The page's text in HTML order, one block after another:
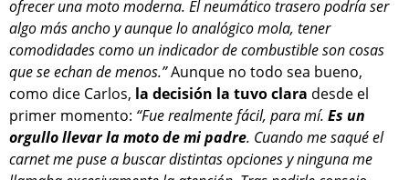
ofrecer una moto moderna. El neumático trasero podría ser
algo más ancho y aunque lo analógico mola, tener
comodidades como un indicador de combustible son cosas
que se echan de menos.”Aunque no todo sea bueno,
como dice Carlos, la decisión la tuvo clara desde el
primer momento: “Fue realmente fácil, para mí. Es un
orgullo llevar la moto de mi padre. Cuando me saqué el
carnet me puse a buscar distintas opciones y ninguna me